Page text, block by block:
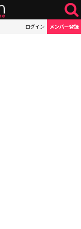
ログイン メンバー登録